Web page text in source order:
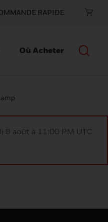
RAPIDE
Où Acheter
8 août à 11:00 PM UTC